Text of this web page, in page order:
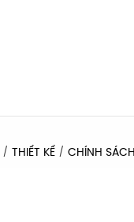
THIẾT KẾ CHÍNH